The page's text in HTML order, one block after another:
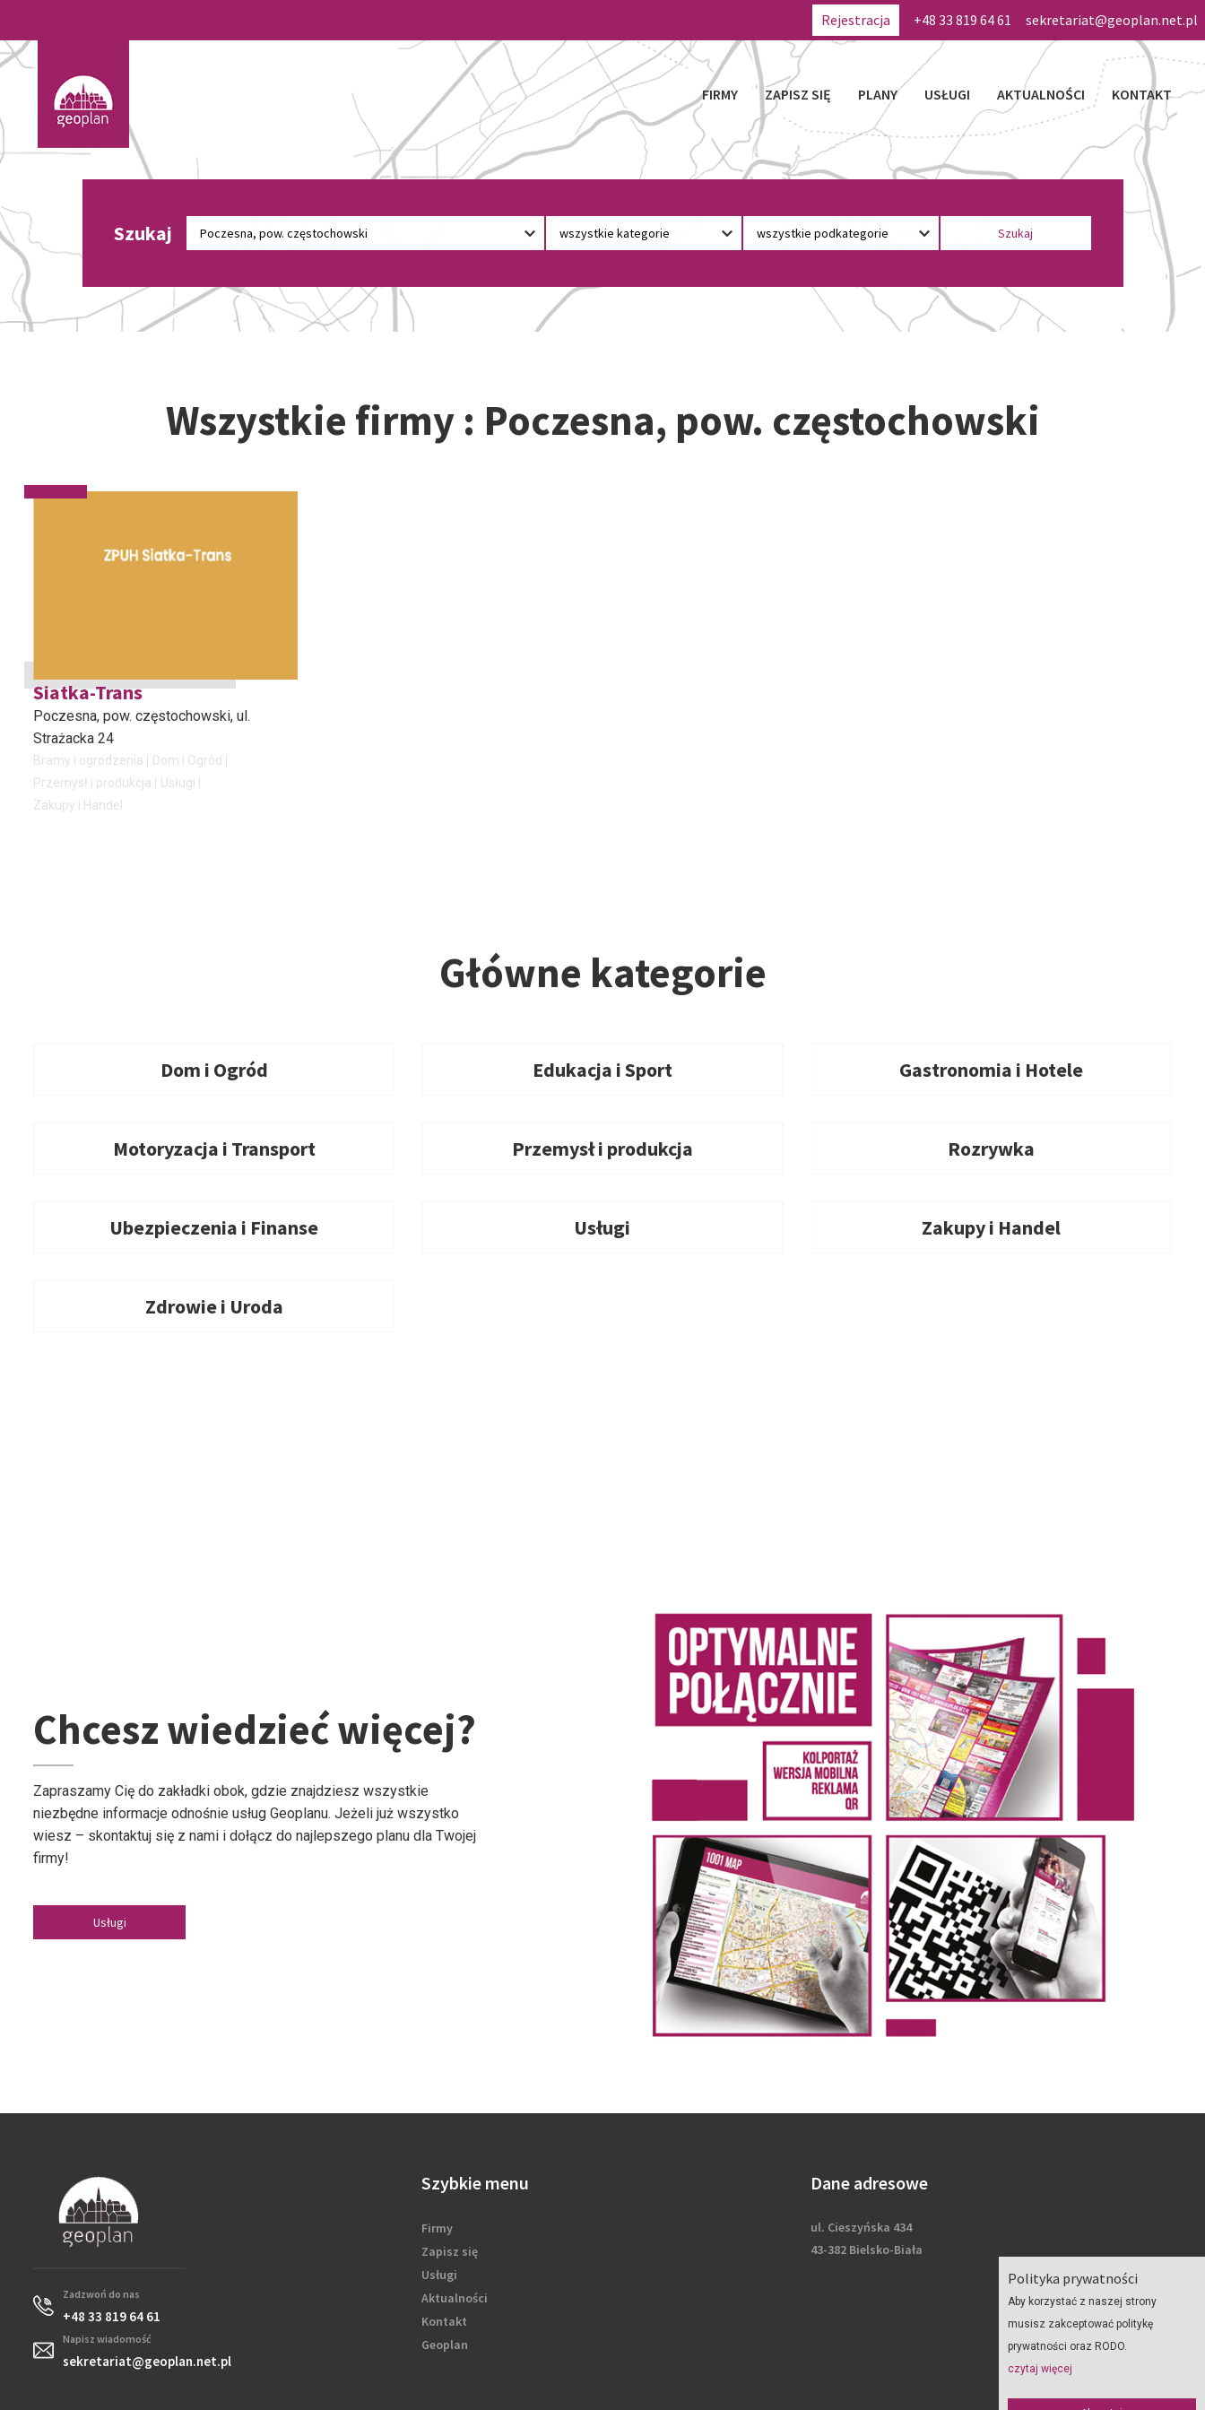
Polityka prywatności
Aby korzystać z naszej strony
musisz zakceptować politykę
prywatności oraz RODO.
czytaj więcej
Rejestracja +48 33 819 64 61 sekretariat@geoplan.net.pl
FIRMY ZAPISZ SIĘ PLANY USŁUGI AKTUALNOŚCI KONTAKT
Szukaj
Wszystkie firmy : Poczesna, pow. częstochowski
Siatka-Trans
Poczesna, pow. częstochowski, ul.
Strażacka 24
Bramy i ogrodzenia
Dom i Ogród
Przemysł i produkcja
Usługi
Zakupy i Handel
Główne kategorie
Dom i Ogród Edukacja i Sport Gastronomia i Hotele
Motoryzacja i Transport Przemysł i produkcja Rozrywka
Ubezpieczenia i Finanse Usługi Zakupy i Handel
Zdrowie i Uroda
Chcesz wiedzieć więcej?
Zapraszamy Cię do zakładki obok, gdzie znajdziesz wszystkie
niezbędne informacje odnośnie usług Geoplanu. Jeżeli już wszystko
wiesz – skontaktuj się z nami i dołącz do najlepszego planu dla Twojej
firmy!
Usługi
Zadzwoń do nas
+48 33 819 64 61
Napisz wiadomość
sekretariat@geoplan.net.pl
Szybkie menu
Firmy
Zapisz się
Usługi
Aktualności
Kontakt
Geoplan
Dane adresowe
ul. Cieszyńska 434
43-382 Bielsko-Biała